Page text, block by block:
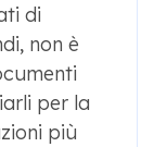
di
non è
per la
più